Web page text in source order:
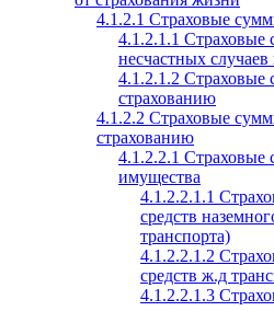
4.1.2.1 Страховые
4.1.2.1.1 Страховые
несчастных случаев
4.1.2.1.2
страхованию
4.1.2.2 Страховые
страхованию
4.1.2.2.1
имущества
4.1.2.2.1.1
средств
транспорта)
4.1.2.2.1.2
средств ж.д
4.1.2.2.1.3